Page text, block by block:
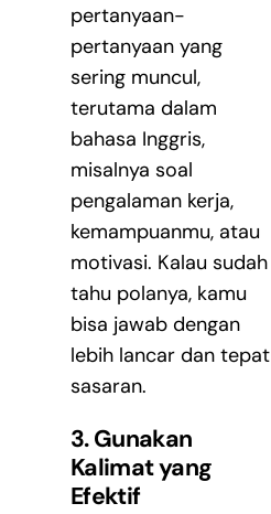
pertanyaan-
pertanyaan yang
sering muncul,
terutama dalam
bahasa Inggris,
misalnya soal
pengalaman kerja,
kemampuanmu, atau
motivasi. Kalau sudah
tahu polanya, kamu
bisa jawab dengan
lebih lancar dan tepat
sasaran.
3. Gunakan
Kalimat yang
Efektif